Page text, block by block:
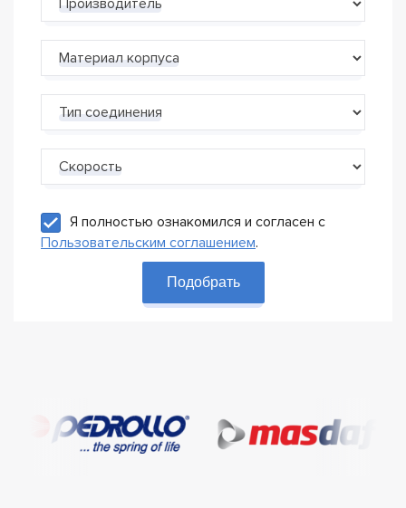
Производитель
Материал корпуса
Тип соединения
Скорость
Я полностью ознакомился и согласен с
Пользовательским соглашением.
Подобрать